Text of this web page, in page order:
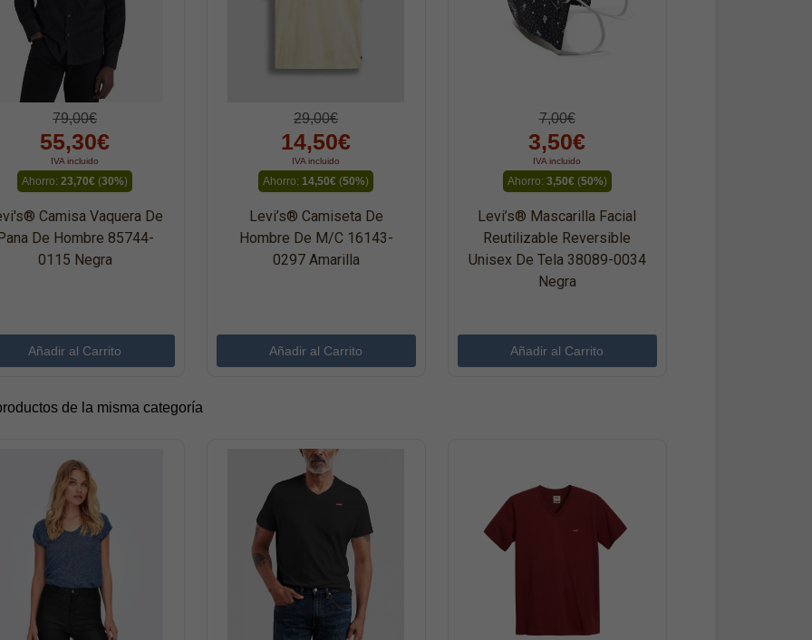
79,00€
55,30€
IVA incluido
Ahorro: 23,70€ (30%)
Camisa Vaquera De
De Hombre 85744-
0115 Negra
29,00€
14,50€
IVA incluido
Ahorro: 14,50€ (50%)
Levi’s® Camiseta De
Hombre De M/c 16143-
0297 Amarilla
7,00€
3,50€
IVA incluido
Ahorro: 3,50€(50%)
Levi’s® Mascarilla Facial
Reutilizable Reversible
Unisex De Tela 38089-0034
Negra
de la misma categoría